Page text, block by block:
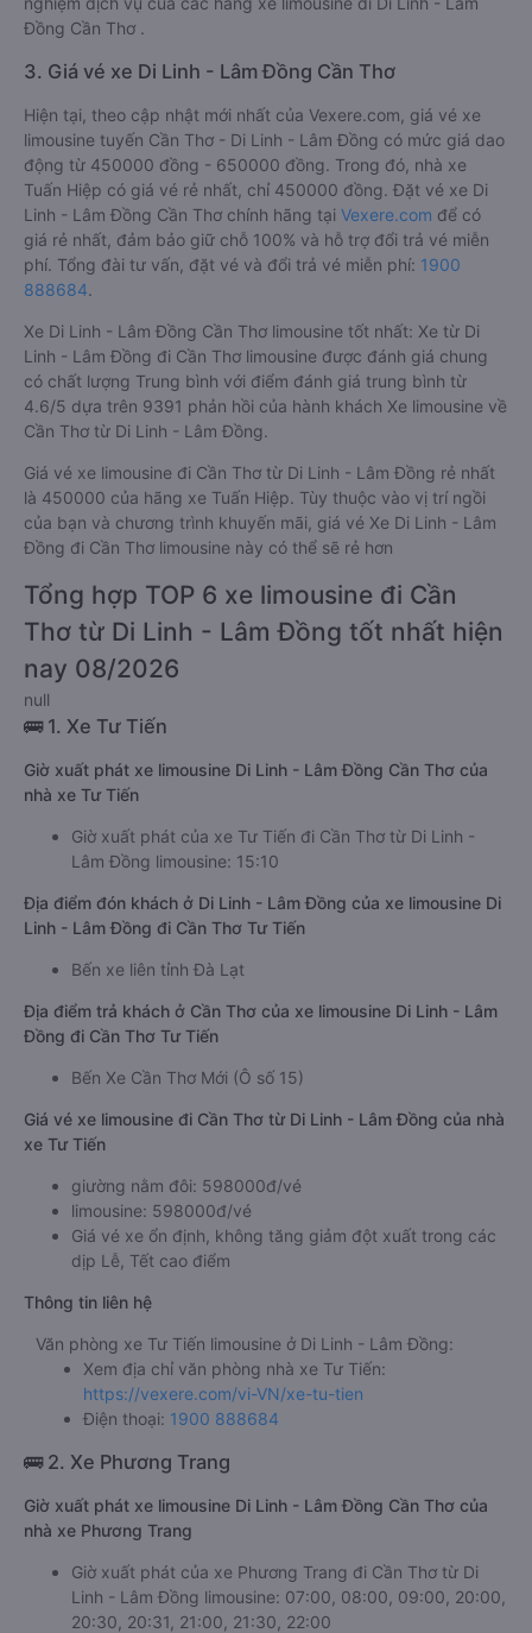
Đồng Cần Thơ .
3. Giá vé xe Di Linh - Lâm Đồng Cần Thơ
Hiện tại, theo cập nhật mới nhất của Vexere.com, giá vé xe
limousine tuyến Cần Thơ - Di Linh - Lâm Đồng có mức giá dao
động từ 450000 đồng - 650000 đồng. Trong đó, nhà xe
Tuấn Hiệp có giá vé rẻ nhất, chỉ 450000 đồng. Đặt vé xe Di
Linh - Lâm Đồng Cần Thơ chính hãng tại Vexere.com để có
giá rẻ nhất, đảm bảo giữ chỗ 100% và hỗ trợ đổi trả vé miễn
phí. Tổng đài tư vấn, đặt vé và đổi trả vé miễn phí: 1900
888684.
Xe Di Linh - Lâm Đồng Cần Thơ limousine tốt nhất: Xe từ Di
Linh - Lâm Đồng đi Cần Thơ limousine được đánh giá chung
có chất lượng Trung bình với điểm đánh giá trung bình từ
4.6/5 dựa trên 9391 phản hồi của hành khách Xe limousine về
Cần Thơ từ Di Linh - Lâm Đồng.
Giá vé xe limousine đi Cần Thơ từ Di Linh - Lâm Đồng rẻ nhất
là 450000 của hãng xe Tuấn Hiệp. Tùy thuộc vào vị trí ngồi
của bạn và chương trình khuyến mãi, giá vé Xe Di Linh - Lâm
Đồng đi Cần Thơ limousine này có thể sẽ rẻ hơn
Tổng hợp TOP 6 xe limousine đi Cần
Thơ từ Di Linh - Lâm Đồng tốt nhất hiện
nay 08/2026
null
🚌 1. Xe Tư Tiến
Giờ xuất phát xe limousine Di Linh - Lâm Đồng Cần Thơ của
nhà xe Tư Tiến
Giờ xuất phát của xe Tư Tiến đi Cần Thơ từ Di Linh -
Lâm Đồng limousine: 15:10
Địa điểm đón khách ở Di Linh - Lâm Đồng của xe limousine Di
Linh - Lâm Đồng đi Cần Thơ Tư Tiến
Bến xe liên tỉnh Đà Lạt
Địa điểm trả khách ở Cần Thơ của xe limousine Di Linh - Lâm
Đồng đi Cần Thơ Tư Tiến
Bến Xe Cần Thơ Mới (Ô số 15)
Giá vé xe limousine đi Cần Thơ từ Di Linh - Lâm Đồng của nhà
xe Tư Tiến
giường nằm đôi: 598000đ/vé
limousine: 598000đ/vé
Giá vé xe ổn định, không tăng giảm đột xuất trong các
dịp Lễ, Tết cao điểm
Thông tin liên hệ
Văn phòng xe Tư Tiến limousine ở Di Linh - Lâm Đồng:
Xem địa chỉ văn phòng nhà xe Tư Tiến:
https://vexere.com/vi-VN/xe-tu-tien
Điện thoại: 1900 888684
🚌 2. Xe Phương Trang
Giờ xuất phát xe limousine Di Linh - Lâm Đồng Cần Thơ của
nhà xe Phương Trang
Giờ xuất phát của xe Phương Trang đi Cần Thơ từ Di
Linh - Lâm Đồng limousine: 07:00, 08:00, 09:00, 20:00,
20:30, 20:31, 21:00, 21:30, 22:00